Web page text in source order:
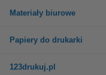
Materiały biurowe
Papiery do drukarki
123drukuj.pl